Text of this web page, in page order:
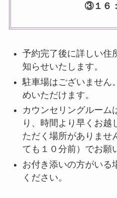
③１６
予約完了後に詳しい住
知らせいたします。
駐車場はございません
めいただけます。
カウンセリングルーム
り、時間より早くお越
ただく場所がありませ
ても１０分前）でお願
お付き添いの方がいる
ください。